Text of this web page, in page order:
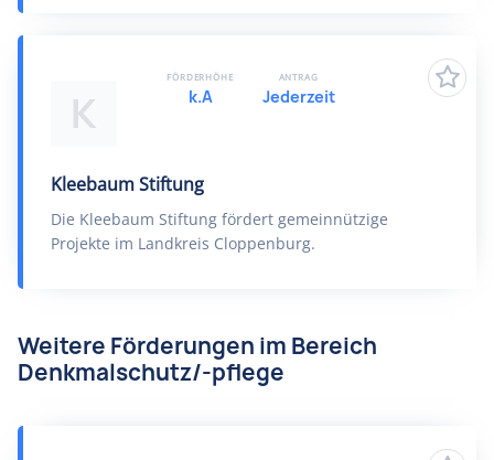
K
Kleebaum Stiftung
Die Kleebaum Stiftung fördert gemeinnützige
Projekte im Landkreis Cloppenburg.
FÖRDERHÖHE
k.A
ANTRAG
Jederzeit
Weitere Förderungen im Bereich
Denkmalschutz/-pflege